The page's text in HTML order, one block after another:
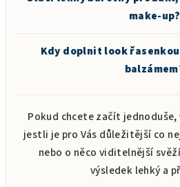
make-up?
Kdy doplnit look
Pokud chcete začít
jestli je pro Vás důležitější co
nebo o něco viditelnější
výsledek lehký a